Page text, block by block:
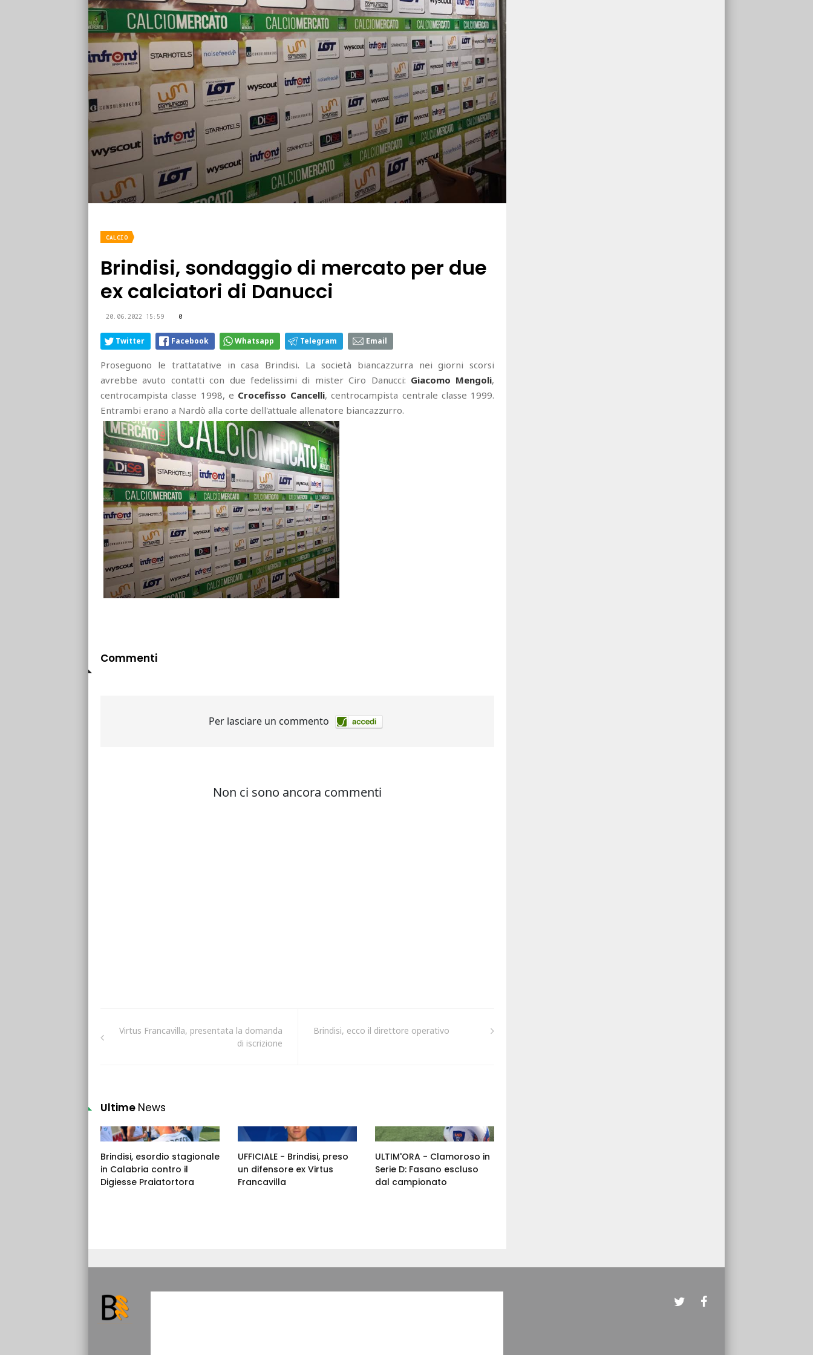
CALCIO
Brindisi, sondaggio di mercato per due
ex calciatori di Danucci
20.06.2022 15:59 0
Twitter Facebook Whatsapp Telegram Email
Proseguono le trattatative in casa Brindisi. La società biancazzurra nei giorni scorsi
avrebbe avuto contatti con due fedelissimi di mister Ciro Danucci: Giacomo Mengoli,
centrocampista classe 1998, e Crocefisso Cancelli, centrocampista centrale classe 1999.
Entrambi erano a Nardò alla corte dell'attuale allenatore biancazzurro.
Commenti
Virtus Francavilla, presentata la domanda
di iscrizione
Brindisi, ecco il direttore operativo
Ultime News
Brindisi, esordio stagionale
in Calabria contro il
Digiesse Praiatortora
UFFICIALE - Brindisi, preso
un difensore ex Virtus
Francavilla
ULTIM'ORA - Clamoroso in
Serie D: Fasano escluso
dal campionato